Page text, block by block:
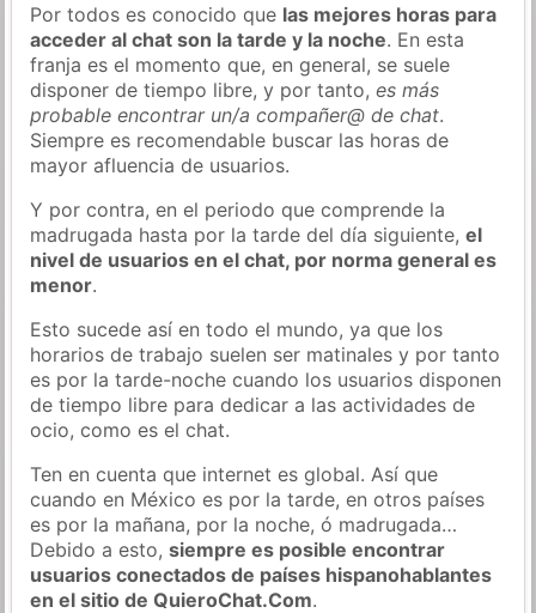
Por todos es conocido que las mejores horas para
acceder al chat son la tarde y la noche. En esta
franja es el momento que, en general, se suele
disponer de tiempo libre, y por tanto,es más
probable encontrar un/a compañer@ de chat.
Siempre es recomendable buscar las horas de
mayor afluencia de usuarios.
Y por contra, en el periodo que comprende la
madrugada hasta por la tarde del día siguiente,el
nivel de usuarios en el chat, por norma general es
menor.
Esto sucede así en todo el mundo, ya que los
horarios de trabajo suelen ser matinales y por tanto
es por la tarde-noche cuando los usuarios disponen
de tiempo libre para dedicar a las actividades de
ocio, como es el chat.
Ten en cuenta que internet es global. Así que
cuando en México es por la tarde, en otros países
es por la mañana, por la noche, ó madrugada…
Debido a esto,siempre es posible encontrar
usuarios conectados de países hispanohablantes
en el sitio de QuieroChat.Com.